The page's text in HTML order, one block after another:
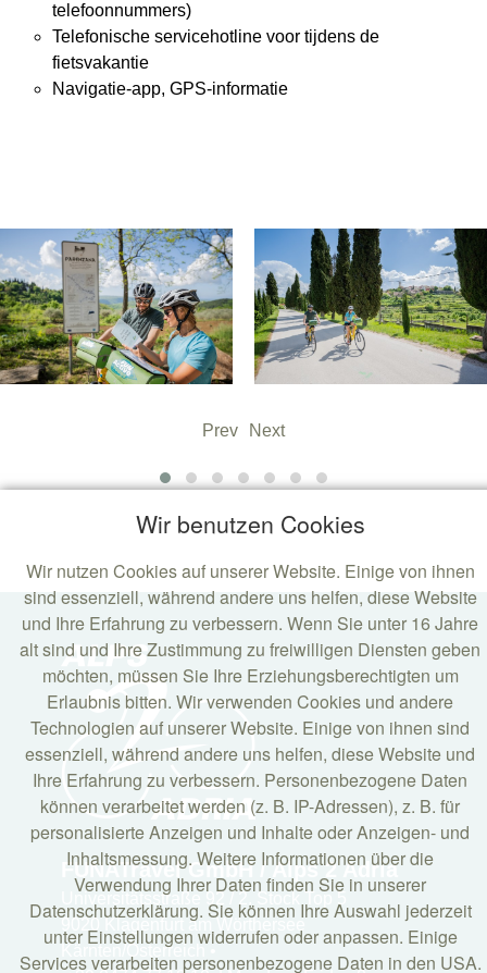
telefoonnummers)
Telefonische servicehotline voor tijdens de
fietsvakantie
Navigatie-app, GPS-informatie
Prev Next
FUNATravel GmbH / Alps 2 Adria
Universitätsstraße 92 / 2. Stock Top 5
9020 Klagenfurt am Wörthersee
Kärnten/Österreich •
Wir benutzen Cookies
Wir nutzen Cookies auf unserer Website. Einige von ihnen
sind essenziell, während andere uns helfen, diese Website
und Ihre Erfahrung zu verbessern. Wenn Sie unter 16 Jahre
alt sind und Ihre Zustimmung zu freiwilligen Diensten geben
möchten, müssen Sie Ihre Erziehungsberechtigten um
Erlaubnis bitten. Wir verwenden Cookies und andere
Technologien auf unserer Website. Einige von ihnen sind
essenziell, während andere uns helfen, diese Website und
Ihre Erfahrung zu verbessern. Personenbezogene Daten
können verarbeitet werden (z. B. IP-Adressen), z. B. für
personalisierte Anzeigen und Inhalte oder Anzeigen- und
Inhaltsmessung. Weitere Informationen über die
Verwendung Ihrer Daten finden Sie in unserer
Datenschutzerklärung. Sie können Ihre Auswahl jederzeit
unter Einstellungen widerrufen oder anpassen. Einige
Services verarbeiten personenbezogene Daten in den USA.